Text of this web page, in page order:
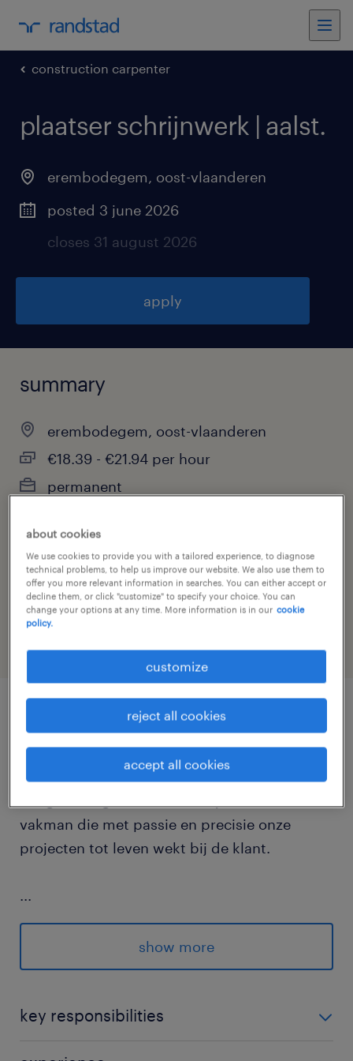
construction carpenter
plaatser schrijnwerk | aalst.
erembodegem, oost-vlaanderen
posted 3 june 2026
closes 31 august 2026
apply
summary
erembodegem, oost-vlaanderen
€18.39 - €21.94 per hour
permanent
job category
construction, trades & mining
job details
Draag jij bij aan de realisatie van
vakman die met passie en precisie onze
projecten tot leven wekt bij de klant.
...
Het maatwerk ligt volledig in jouw handen en
je streeft bij elk project naar een vlekkeloos
show more
key responsibilities
about cookies
We use cookies to provide you with a tailored experience, to diagnose
technical problems, to help us improve our website. We also use them to
offer you more relevant information in searches. You can either accept or
decline them, or click "customize" to specify your choice. You can
change your options at any time. More information is in our cookie
policy.
customize
reject all cookies
accept all cookies